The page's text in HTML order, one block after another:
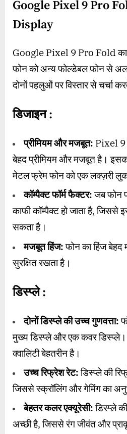
Google Pixel 9 Pro
Display
Google Pixel 9 Pro Fold का
फोन को अन्य फोल्डेबल फोन से
दोनों पहलुओं पर विस्तार से चर्चा
डिजाइन :
प्रीमियम और मजबूत: Pixel 9
बेहद प्रीमियम और मजबूत है।
मेटल फ्रेम फोन को एक लक्ज़री
कॉम्पैक्ट फॉर्म फैक्टर:जब फोन
काफी कॉम्पैक्ट हो जाता है,
सकता है।
मजबूत हिंज:फोन का हिंज बेहद
सुरक्षित रखता है।
डिस्प्ले :
दोनों डिस्प्ले की उच्च गुणवत्ता:
मुख्य डिस्प्ले और एक कवर डिस्प्ले।
क्वालिटी बेहतरीन है।
उच्च रिफ्रेश रेट:डिस्प्ले की
जिससे स्क्रॉलिंग और गेमिंग का
बेहतर कलर एक्यूरेसी:डिस्प्ले
अच्छी है, जिससे रंग जीवंत और